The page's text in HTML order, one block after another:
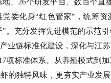
、 26个研发平台、数百个直
党委化身“红色管家” ，统筹
”。充分发挥先进模范的示范
业链标准化建设，深化与江
项标准体系。从养殖模式到
的独特风味，更夯实产业发